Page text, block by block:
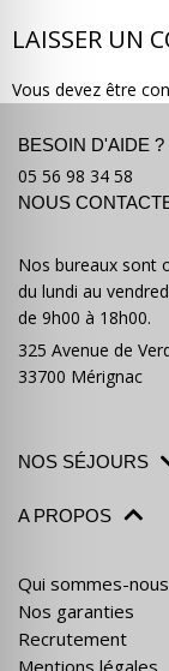
LAISSER UN
Vous devez être
BESOIN D'AIDE ?
05 56 98 34 58
NOUS
Nos bureaux sont
du lundi au
de 9h00 à 18h00.
325 Avenue de
33700 Mérignac
NOS SÉJOURS
A PROPOS
Qui sommes-
Nos garanties
Recrutement
Mentions légales
partir ?